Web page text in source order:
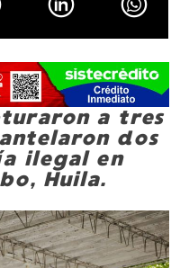
a tres
dos
ilegal en
Huila.